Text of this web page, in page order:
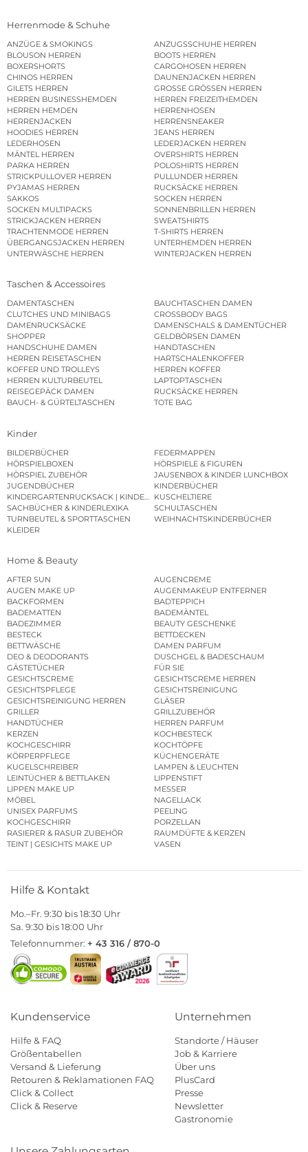
Herrenmode & Schuhe
ANZÜGE & SMOKINGS
ANZUGSSCHUHE HERREN
BLOUSON HERREN
BOOTS HERREN
BOXERSHORTS
CARGOHOSEN HERREN
CHINOS HERREN
DAUNENJACKEN HERREN
GILETS HERREN
GROSSE GRÖSSEN HERREN
HERREN BUSINESSHEMDEN
HERREN FREIZEITHEMDEN
HERREN HEMDEN
HERRENHOSEN
HERRENJACKEN
HERRENSNEAKER
HOODIES HERREN
JEANS HERREN
LEDERHOSEN
LEDERJACKEN HERREN
MÄNTEL HERREN
OVERSHIRTS HERREN
PARKA HERREN
POLOSHIRTS HERREN
STRICKPULLOVER HERREN
PULLUNDER HERREN
PYJAMAS HERREN
RUCKSÄCKE HERREN
SAKKOS
SOCKEN HERREN
SOCKEN MULTIPACKS
SONNENBRILLEN HERREN
STRICKJACKEN HERREN
SWEATSHIRTS
TRACHTENMODE HERREN
T-SHIRTS HERREN
ÜBERGANGSJACKEN HERREN
UNTERHEMDEN HERREN
UNTERWÄSCHE HERREN
WINTERJACKEN HERREN
Taschen & Accessoires
DAMENTASCHEN
BAUCHTASCHEN DAMEN
CLUTCHES UND MINIBAGS
CROSSBODY BAGS
DAMENRUCKSÄCKE
DAMENSCHALS & DAMENTÜCHER
SHOPPER
GELDBÖRSEN DAMEN
HANDSCHUHE DAMEN
HANDTASCHEN
HERREN REISETASCHEN
HARTSCHALENKOFFER
KOFFER UND TROLLEYS
HERREN KOFFER
HERREN KULTURBEUTEL
LAPTOPTASCHEN
REISEGEPÄCK DAMEN
RUCKSÄCKE HERREN
BAUCH- & GÜRTELTASCHEN
TOTE BAG
Kinder
BILDERBÜCHER
FEDERMAPPEN
HÖRSPIELBOXEN
HÖRSPIELE & FIGUREN
HÖRSPIEL ZUBEHÖR
JAUSENBOX & KINDER LUNCHBOX
JUGENDBÜCHER
KINDERBÜCHER
KINDERGARTENRUCKSACK | KINDERGARTENBEUTEL
KUSCHELTIERE
SACHBÜCHER & KINDERLEXIKA
SCHULTASCHEN
TURNBEUTEL & SPORTTASCHEN
WEIHNACHTSKINDERBÜCHER
KLEIDER
Home & Beauty
AFTER SUN
AUGENCREME
AUGEN MAKE UP
AUGENMAKEUP ENTFERNER
BACKFORMEN
BADTEPPICH
BADEMATTEN
BADEMÄNTEL
BADEZIMMER
BEAUTY GESCHENKE
BESTECK
BETTDECKEN
BETTWÄSCHE
DAMEN PARFUM
DEO & DEODORANTS
DUSCHGEL & BADESCHAUM
GÄSTETÜCHER
FÜR SIE
GESICHTSCREME
GESICHTSCREME HERREN
GESICHTSPFLEGE
GESICHTSREINIGUNG
GESICHTSREINIGUNG HERREN
GLÄSER
GRILLER
GRILLZUBEHÖR
HANDTÜCHER
HERREN PARFUM
KERZEN
KOCHBESTECK
KOCHGESCHIRR
KOCHTÖPFE
KÖRPERPFLEGE
KÜCHENGERÄTE
KUGELSCHREIBER
LAMPEN & LEUCHTEN
LEINTÜCHER & BETTLAKEN
LIPPENSTIFT
LIPPEN MAKE UP
MESSER
MÖBEL
NAGELLACK
UNISEX PARFUMS
PEELING
KOCHGESCHIRR
PORZELLAN
RASIERER & RASUR ZUBEHÖR
RAUMDÜFTE & KERZEN
TEINT | GESICHTS MAKE UP
VASEN
Hilfe & Kontakt
Mo.–Fr. 9:30 bis 18:30 Uhr
Sa. 9:30 bis 18:00 Uhr
Telefonnummer: + 43 316 / 870-0
Kundenservice
Hilfe & FAQ
Größentabellen
Versand & Lieferung
Retouren & Reklamationen FAQ
Click & Collect
Click & Reserve
Unternehmen
Standorte / Häuser
Job & Karriere
Über uns
PlusCard
Presse
Newsletter
Gastronomie